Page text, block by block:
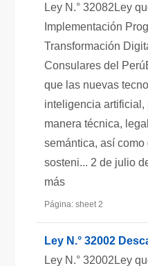
Ley N.° 32082Ley
Implementación
Transformación
Consulares del
que las nuevas
inteligencia
manera técnica,
semántica, así
sosteni... 2 de julio
más
Página: sheet 2
Ley N.° 32002
Ley N.° 32002Ley